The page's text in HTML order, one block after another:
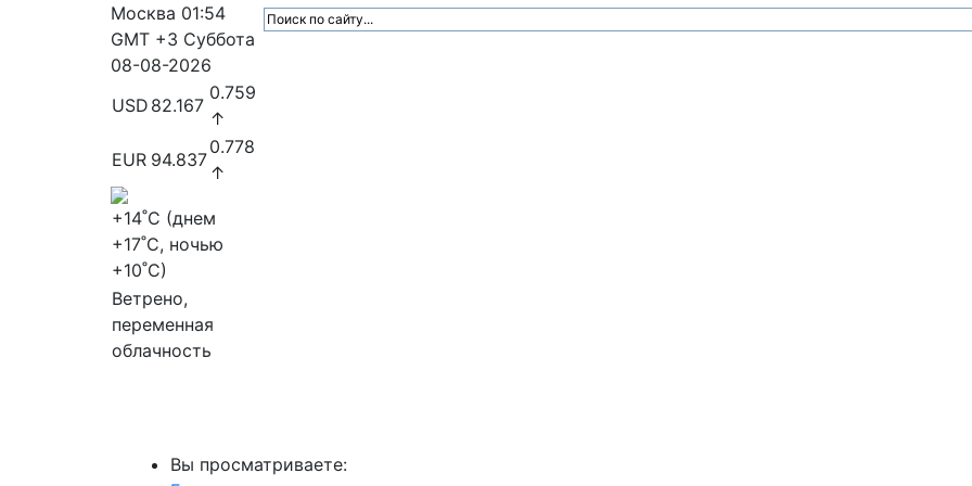
Москва 01:54
GMT +3 Суббота
08-08-2026
USD 82.167
0.759
↑
EUR 94.837
0.778
↑
+14˚C (днем
+17˚C, ночью
+10˚C)
Ветрено,
переменная
облачность
Вы просматриваете: